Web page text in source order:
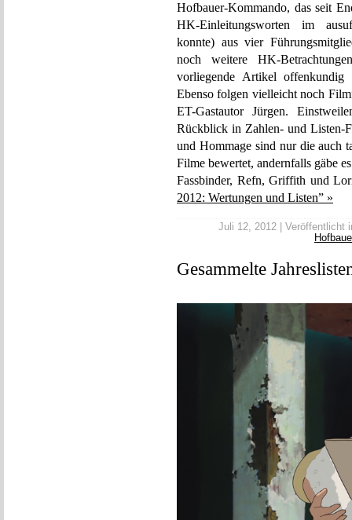
Hofbauer-Kommando, das seit
HK-Einleitungsworten im
konnte) aus vier
noch weitere HK-
vorliegende Artikel
Ebenso folgen vielleicht noch
ET-Gastautor Jürgen.
Rückblick in Zahlen- und Listen-
und Hommage sind nur die auch
Filme bewertet, andernfalls gäbe
Fassbinder, Refn, Griffith und
2012: Wertungen und Listen” »
Juli 12, 2012 | Veröffentlicht
Gesammelte